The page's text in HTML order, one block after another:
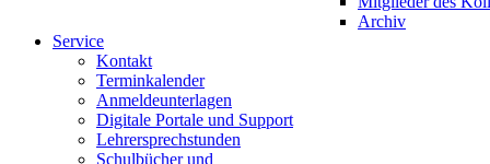
Archiv
Service
Kontakt
Terminkalender
Anmeldeunterlagen
Digitale Portale und Support
Lehrersprechstunden
Schulbücher und